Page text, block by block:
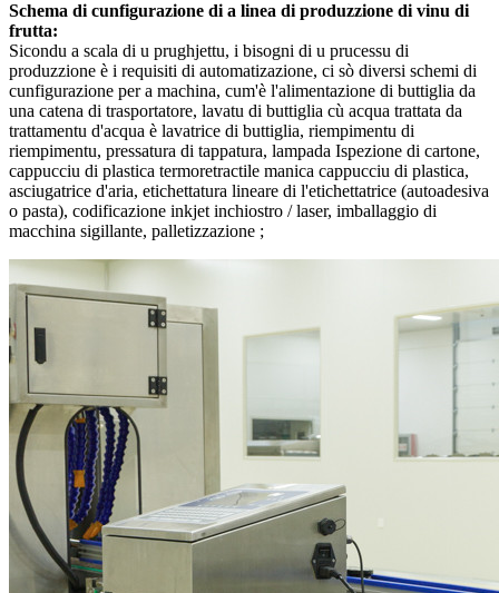
Schema di cunfigurazione di a linea di produzzione di vinu di
frutta:
Sicondu a scala di u prughjettu, i bisogni di u prucessu di
produzzione è i requisiti di automatizazione, ci sò diversi schemi di
cunfigurazione per a machina, cum'è l'alimentazione di buttiglia da
una catena di trasportatore, lavatu di buttiglia cù acqua trattata da
trattamentu d'acqua è lavatrice di buttiglia, riempimentu di
riempimentu, pressatura di tappatura, lampada Ispezione di cartone,
cappucciu di plastica termoretractile manica cappucciu di plastica,
asciugatrice d'aria, etichettatura lineare di l'etichettatrice (autoadesiva
o pasta), codificazione inkjet inchiostro / laser, imballaggio di
macchina sigillante, palletizzazione ;